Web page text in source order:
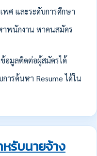
พศ และระดับการศึกษา
าพนักงาน หาคนสมัคร
อมูลติดต่อผู้สมัครได้
ารค้นหา Resume ได้ใน
รับนายจ้าง